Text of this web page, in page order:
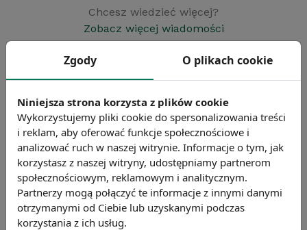
Chcesz wiedzieć więcej?
Zobacz więcej wiadomości
Zgody O plikach cookie
Niniejsza strona korzysta z plików cookie
Wykorzystujemy pliki cookie do spersonalizowania treści
i reklam, aby oferować funkcje społecznościowe i
analizować ruch w naszej witrynie. Informacje o tym, jak
korzystasz z naszej witryny, udostępniamy partnerom
społecznościowym, reklamowym i analitycznym.
Partnerzy mogą połączyć te informacje z innymi danymi
otrzymanymi od Ciebie lub uzyskanymi podczas
korzystania z ich usług.